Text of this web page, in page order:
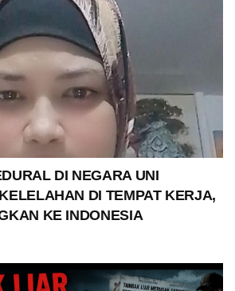
DI NEGARA UNI
DI TEMPAT KERJA,
KE INDONESIA